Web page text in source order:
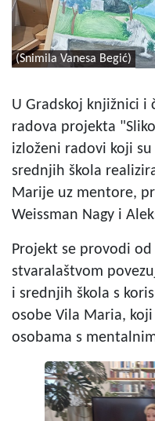
(Snimila Vanesa Begić)
U Gradskoj knjižnici
radova projekta
izloženi radovi koji
srednjih škola
Marije uz mentore,
Weissman Nagy i
Projekt se provodi
stvaralaštvom
i srednjih škola s
osobe Vila Maria,
osobama s